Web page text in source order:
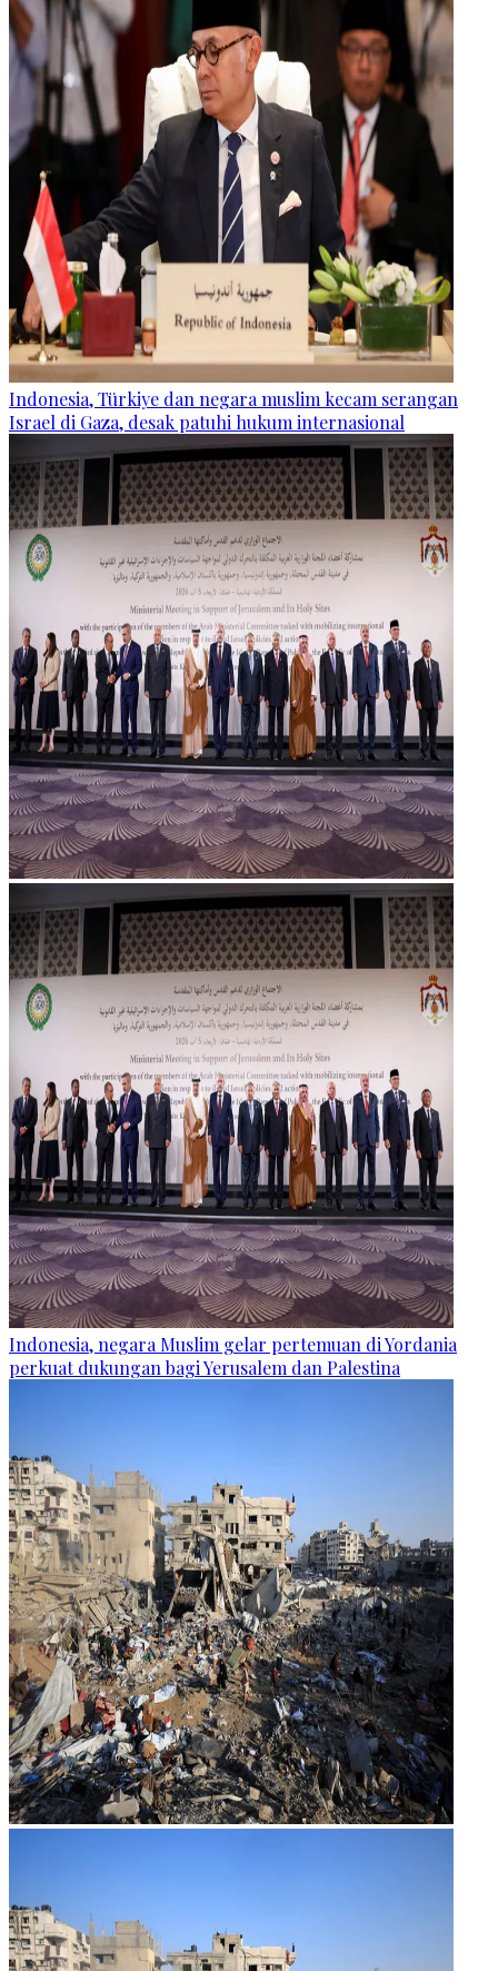
Indonesia, Türkiye dan negara muslim kecam serangan
Israel di Gaza, desak patuhi hukum internasional
Indonesia, negara Muslim gelar pertemuan di Yordania
perkuat dukungan bagi Yerusalem dan Palestina